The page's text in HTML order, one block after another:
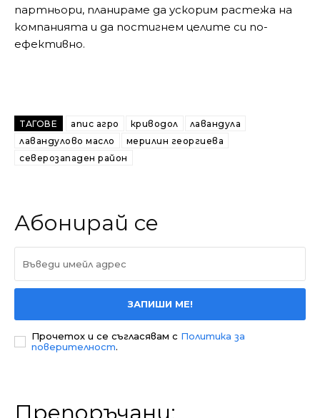
партньори, планираме да ускорим растежа на
компанията и да постигнем целите си по-
ефективно.
ТАГОВЕ апис агро криводол
лавандула
лавандулово масло
мерилин георгиева
северозападен район
Абонирай се
ЗАПИШИ МЕ!
Прочетох и се съгласявам с Политика за
поверителност.
Препоръчани: